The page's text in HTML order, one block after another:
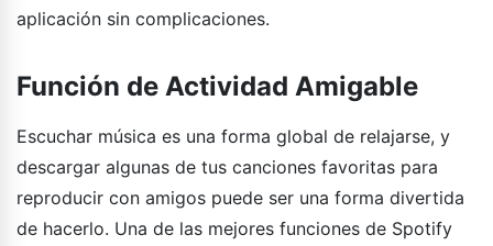
aplicación sin complicaciones.
Función de Actividad Amigable
Escuchar música es una forma global de relajarse, y
descargar algunas de tus canciones favoritas para
reproducir con amigos puede ser una forma divertida
de hacerlo. Una de las mejores funciones de Spotify